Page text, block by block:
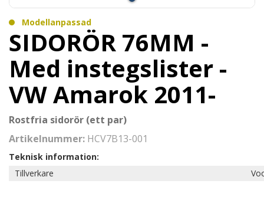
Modellanpassad
SIDORÖR 76MM -
Med instegslister -
VW Amarok 2011-
Rostfria sidorör (ett par)
Artikelnummer: HCV7B13-001
Teknisk information:
Tillverkare